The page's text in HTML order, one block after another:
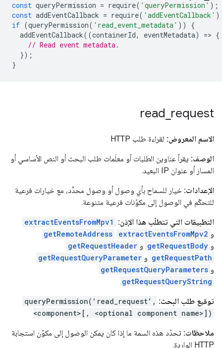
const queryPermission = require( 'queryPermission' );
const addEventCallback = require( 'addEventCallback'
if (queryPermission( 'read_event_metadata' ))
{
addEventCallback((containerId, eventMetadata) => {
// Read event metadata.
});
}
read request
الاسم المعروض: لقراءة طلب HTTP
الوصف: يقرأ عناوين الطلبات أو معلَمات طلب البحث أو النص الأساسي أو
المسار أو عنوان IP البعيد.
الإعدادات: خيار للسماح بأي وصول أو وصول محدَّد، مع خيارات فرعية
للتحكّم في الوصول إلى مكوّنات فرعية متنوعة.
التطبيقات التي تتطلّب هذا الإذن:
extractEventsFromMpv1
و extractEventsFromMpv2
getRemoteAddress
و getRequestBody و getRequestHeader
getRequestPath و getRequestQueryParameter
و getRequestQueryParameters
getRequestQueryString
توقيع طلب البحث: queryPermission('read_request',
<component>[, <optional component name>])
ملاحظات: تحدّد هذه السمة ما إذا كان يمكن الوصول إلى مكوّن استجابة
HTTP الواردة.